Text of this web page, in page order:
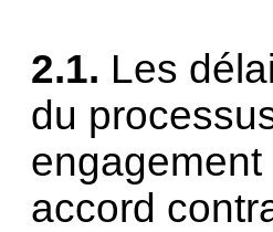
2.1. Les
du
accord